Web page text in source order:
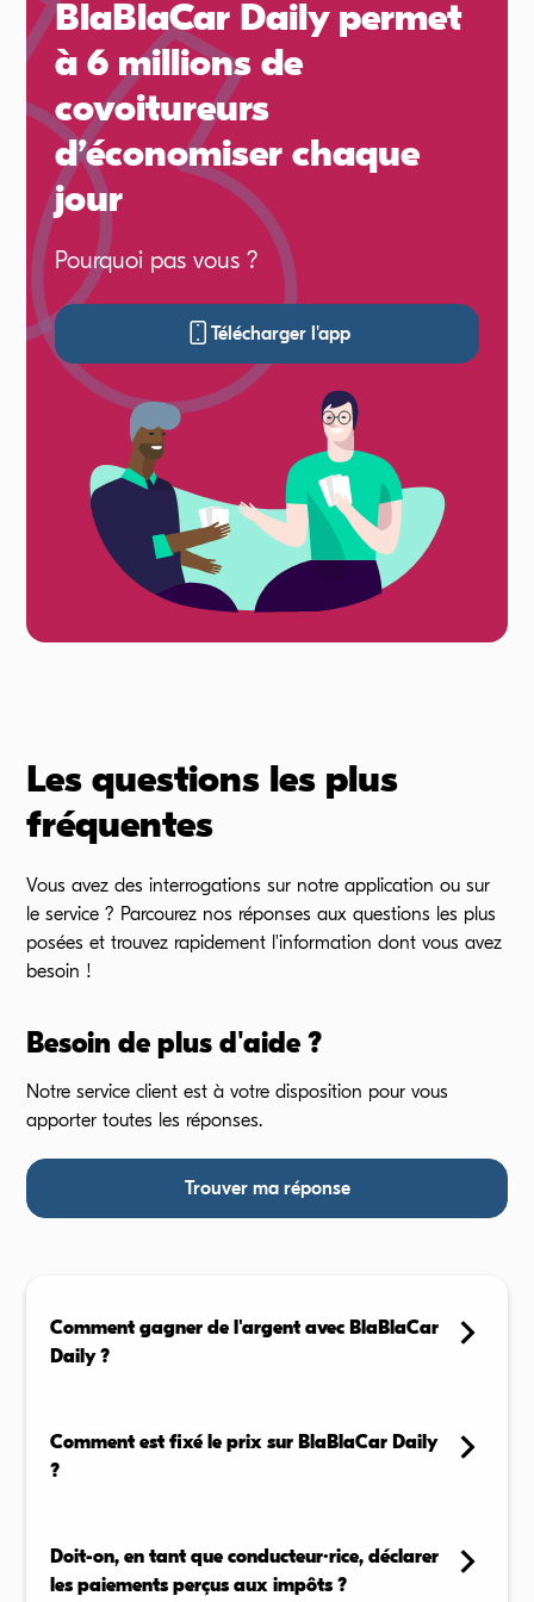
BlaBlaCar Daily permet
à 6 millions de
covoitureurs
d’économiser chaque
jour
Pourquoi pas vous ?
Télécharger l'app
Les questions les plus
fréquentes
Vous avez des interrogations sur notre application ou sur
leservice ? Parcourez nos réponses aux questions les plus
posées et trouvez rapidement l'information dont vous avez
besoin !
Besoin de plus d'aide ?
Notre service client est à votre disposition pour vous
apporter toutes les réponses.
Trouver ma réponse
Comment gagner de l'argent avec BlaBlaCar
Daily ?
trajets réguliers sur l'application et recevoir une
compensation pour chaque passager transporté,
Comment est fixé le prix sur BlaBlaCar Daily
?
est automatiquement calculé par l’application, selon
la distance, la politique tarifaire locale, et les
Doit-on, en tant que conducteur·rice, déclarer
les paiements perçus aux impôts ?